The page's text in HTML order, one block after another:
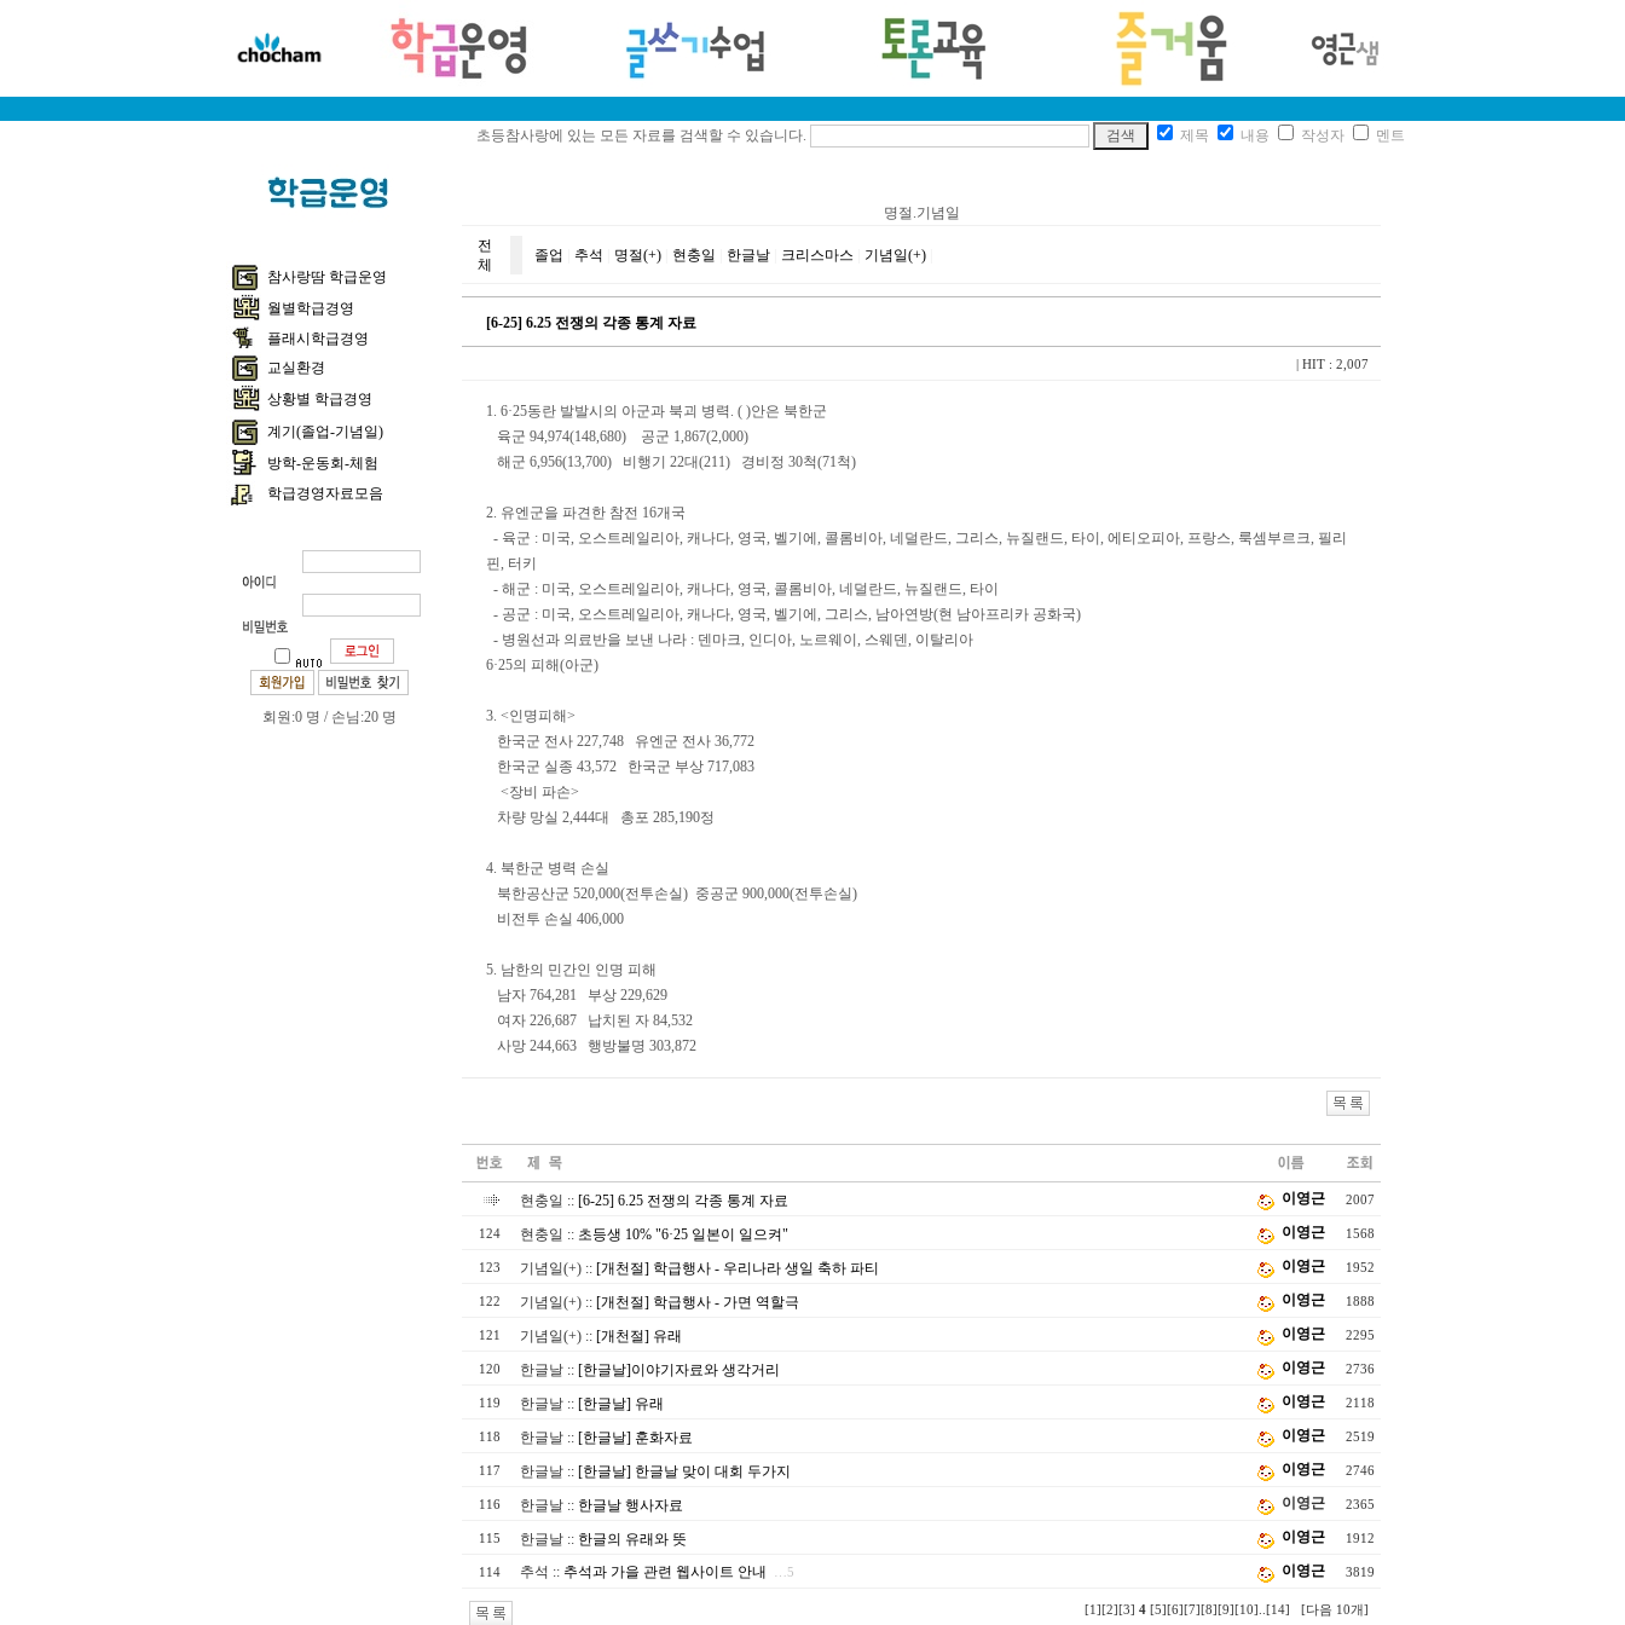
초등참사랑에 있는 모든 자료를 검색할 수 있습니다. 제목 내용 작성자 멘트
참사랑땀 학급운영
월별학급경영
플래시학급경영
교실환경
상황별 학급경영
계기(졸업-기념일)
방학-운동회-체험
학급경영자료모음
회원:0 명 / 손님:20 명
명절.기념일
전
체
졸업 추석 명절(+) 현충일 한글날 크리스마스 기념일(+)
[6-25] 6.25 전쟁의 각종 통계 자료
| HIT : 2,007
1. 6·25동란 발발시의 아군과 북괴 병력. ( )안은 북한군
육군 94,974(148,680) 공군 1,867(2,000)
해군 6,956(13,700) 비행기 22대(211) 경비정 30척(71척)
2. 유엔군을 파견한 참전 16개국
- 육군 : 미국, 오스트레일리아, 캐나다, 영국, 벨기에, 콜롬비아, 네덜란드, 그리스, 뉴질랜드, 타이, 에티오피아, 프랑스, 룩셈부르크, 필리
핀, 터키
- 해군 : 미국, 오스트레일리아, 캐나다, 영국, 콜롬비아, 네덜란드, 뉴질랜드, 타이
- 공군 : 미국, 오스트레일리아, 캐나다, 영국, 벨기에, 그리스, 남아연방(현 남아프리카 공화국)
- 병원선과 의료반을 보낸 나라 : 덴마크, 인디아, 노르웨이, 스웨덴, 이탈리아
6·25의 피해(아군)
3. <인명피해>
한국군 전사 227,748 유엔군 전사 36,772
한국군 실종 43,572 한국군 부상 717,083
<장비 파손>
차량 망실 2,444대 총포 285,190정
4. 북한군 병력 손실
북한공산군 520,000(전투손실) 중공군 900,000(전투손실)
비전투 손실 406,000
5. 남한의 민간인 인명 피해
남자 764,281 부상 229,629
여자 226,687 납치된 자 84,532
사망 244,663 행방불명 303,872
현충일 :: [6-25] 6.25 전쟁의 각종 통계 자료 이영근 2007
124 현충일 :: 초등생 10% "6·25 일본이 일으켜" 이영근 1568
123 기념일(+) :: [개천절] 학급행사 - 우리나라 생일 축하 파티 이영근 1952
122 기념일(+) :: [개천절] 학급행사 - 가면 역할극 이영근 1888
121 기념일(+) :: [개천절] 유래 이영근 2295
120 한글날 :: [한글날]이야기자료와 생각거리 이영근 2736
119 한글날 :: [한글날] 유래 이영근 2118
118 한글날 :: [한글날] 훈화자료 이영근 2519
117 한글날 :: [한글날] 한글날 맞이 대회 두가지 이영근 2746
116 한글날 :: 한글날 행사자료 이영근 2365
115 한글날 :: 한글의 유래와 뜻 이영근 1912
114 추석 :: 추석과 가을 관련 웹사이트 안내 …5 이영근 3819
[1] [2] [3] 4 [5] [6] [7] [8] [9] [10] [14] [다음 10개]